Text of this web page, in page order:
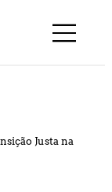
Justa na